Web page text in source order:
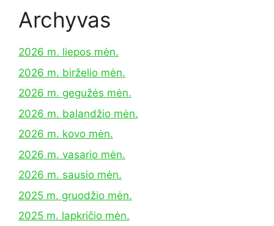
Archyvas
2026 m. liepos mėn.
2026 m. birželio mėn.
2026 m. gegužės mėn.
2026 m. balandžio mėn.
2026 m. kovo mėn.
2026 m. vasario mėn.
2026 m. sausio mėn.
2025 m. gruodžio mėn.
2025 m. lapkričio mėn.